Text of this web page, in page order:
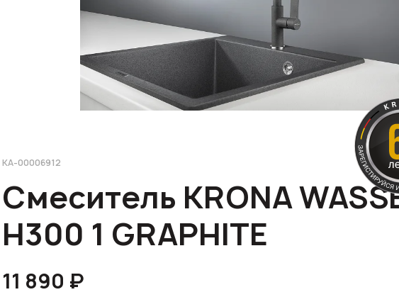
КА-00006912
Смеситель KRONA
H300 1 GRAPHITE
11 890 ₽